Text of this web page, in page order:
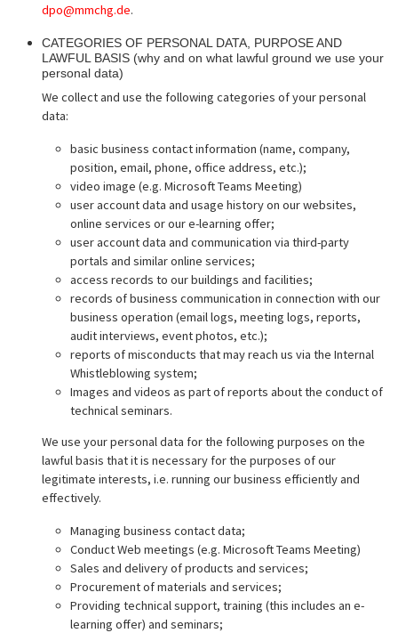
dpo@mmchg.de.
CATEGORIES OF PERSONAL DATA, PURPOSE AND
LAWFUL BASIS (why and on what lawful ground we use your
personal data)
We collect and use the following categories of your personal
data:
basic business contact information (name, company,
position, email, phone, office address, etc.);
video image (e.g. Microsoft Teams Meeting)
user account data and usage history on our websites,
online services or our e-learning offer;
user account data and communication via third-party
portals and similar online services;
access records to our buildings and facilities;
records of business communication in connection with our
business operation (email logs, meeting logs, reports,
audit interviews, event photos, etc.);
reports of misconducts that may reach us via the Internal
Whistleblowing system;
Images and videos as part of reports about the conduct of
technical seminars.
We use your personal data for the following purposes on the
lawful basis that it is necessary for the purposes of our
legitimate interests, i.e. running our business efficiently and
effectively.
Managing business contact data;
Conduct Web meetings (e.g. Microsoft Teams Meeting)
Sales and delivery of products and services;
Procurement of materials and services;
Providing technical support, training (this includes an e-
learning offer) and seminars;